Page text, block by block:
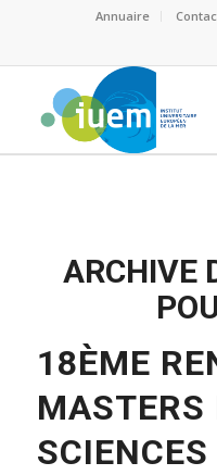
Annuaire
ARCHIVE
18ÈME
MASTERS